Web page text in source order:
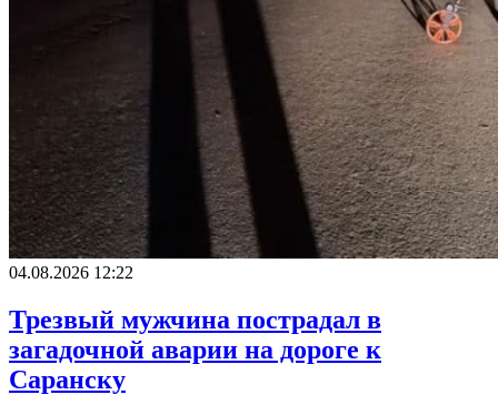
04.08.2026 12:22
Трезвый мужчина пострадал в
загадочной аварии на дороге к
Саранску